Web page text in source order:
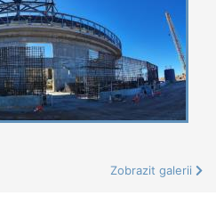
Zobrazit galerii